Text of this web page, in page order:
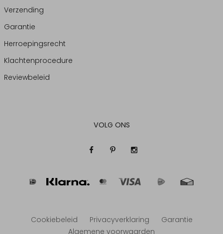
Verzending
Garantie
Herroepingsrecht
Klachtenprocedure
Reviewbeleid
VOLG ONS
Cookiebeleid Privacyverklaring
Garantie
Algemene voorwaarden